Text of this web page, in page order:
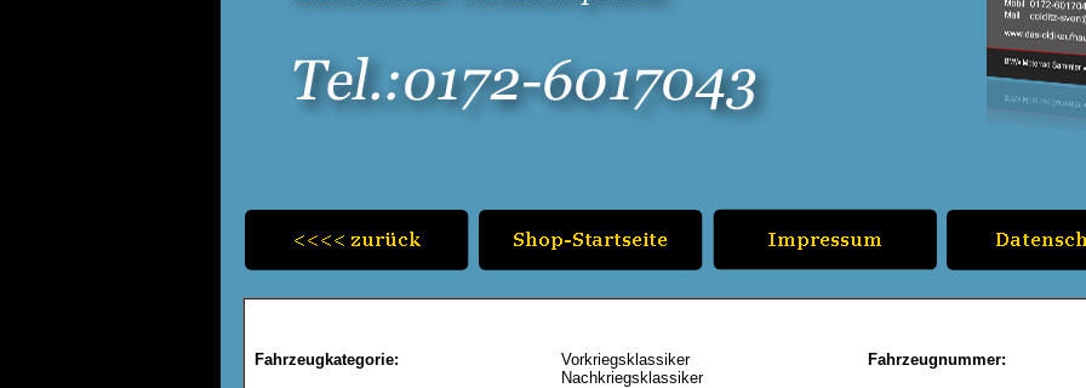
Fahrzeugkategorie:
Vorkriegsklassiker
Nachkriegsklassiker
Fahrzeugnummer: